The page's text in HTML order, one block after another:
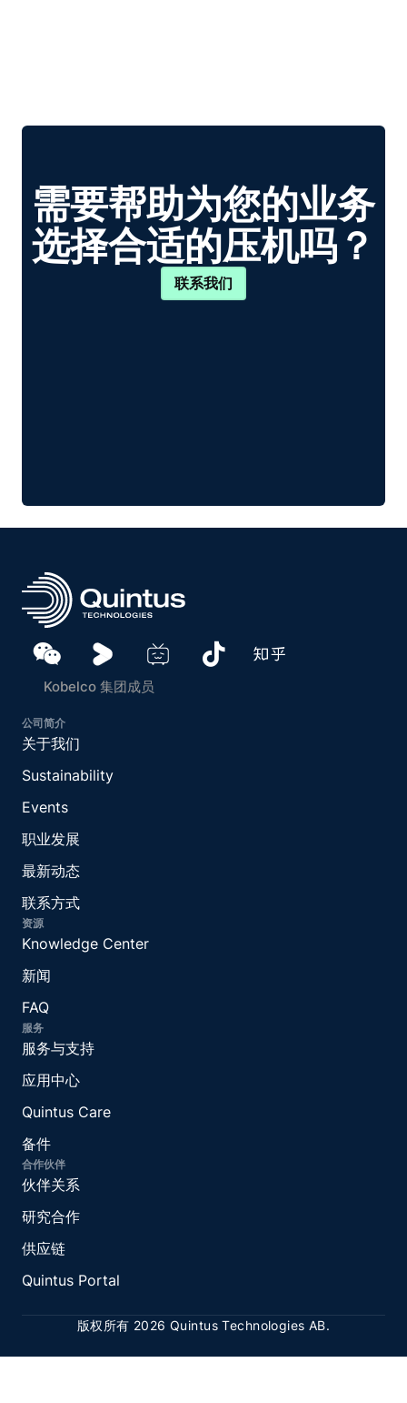
需要帮助为您的业务
选择合适的压机吗？
联系我们
Kobelco 集团成员
公司简介
关于我们
Sustainability
Events
职业发展
最新动态
联系方式
资源
Knowledge Center
新闻
FAQ
服务
服务与支持
应用中心
Quintus Care
备件
合作伙伴
伙伴关系
研究合作
供应链
Quintus Portal
版权所有 2026 Quintus Technologies AB.